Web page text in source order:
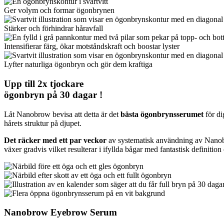
Ger volym och formar ögonbrynen
Stärker och förhindrar håravfall
Intensifierar färg, ökar motståndskraft och boostar lyster
Lyfter naturliga ögonbryn och gör dem kraftiga
Upp till 2x tjockare
ögonbryn på 30 dagar !
Låt Nanobrow bevisa att detta är det bästa ögonbrynsserumet för
hårets struktur på djupet.
Det räcker med ett par veckor av systematisk användning av
växer gradvis vilket resulterar i ifyllda bågar med fantastisk
Nanobrow Eyebrow Serum